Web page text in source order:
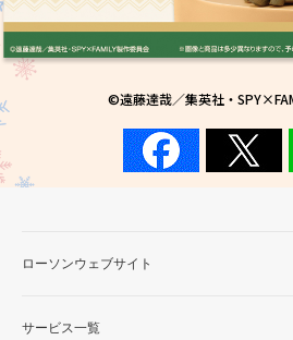
©遠藤達哉／集英社・
ローソンウェブサイト
サービス一覧